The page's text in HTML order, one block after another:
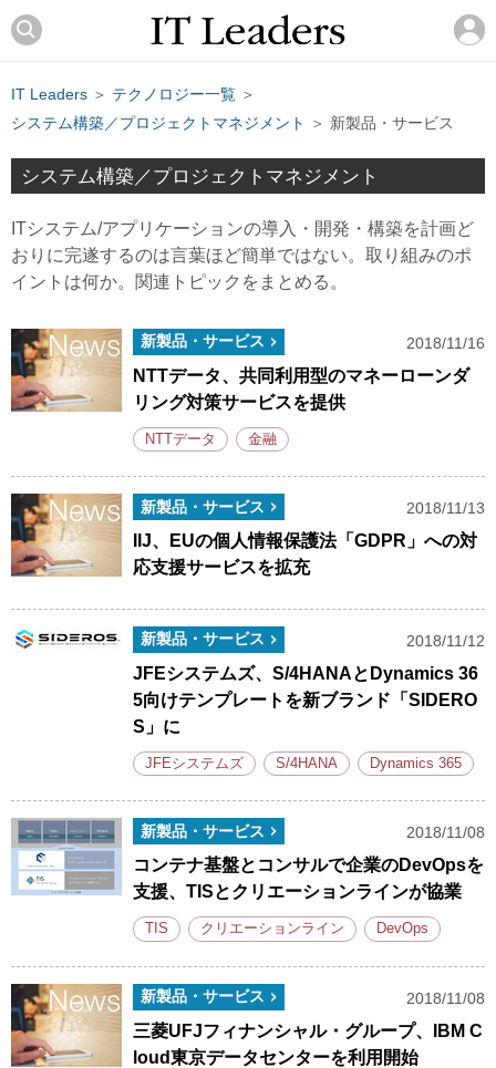
IT Leaders ＞ テクノロジー一覧 ＞
システム構築／プロジェクトマネジメント
＞ 新製品・サービス
システム構築／プロジェクトマネジメント
ITシステム/アプリケーションの導入・開発・構築を計画ど
おりに完遂するのは言葉ほど簡単ではない。取り組みのポ
イントは何か。関連トピックをまとめる。
新製品・サービス 2018/11/16
NTTデータ、共同利用型のマネーローンダ
リング対策サービスを提供
NTTデータ 金融
新製品・サービス 2018/11/13
IIJ、EUの個人情報保護法「GDPR」への対
応支援サービスを拡充
新製品・サービス 2018/11/12
JFEシステムズ、S/4HANAとDynamics 36
5向けテンプレートを新ブランド「SIDERO
S」に
JFEシステムズ S/4HANA Dynamics 365
新製品・サービス 2018/11/08
コンテナ基盤とコンサルで企業のDevOpsを
支援、TISとクリエーションラインが協業
TIS クリエーションライン DevOps
新製品・サービス 2018/11/08
三菱UFJフィナンシャル・グループ、IBM C
loud東京データセンターを利用開始